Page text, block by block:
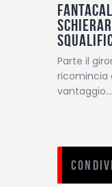
Parte il
ricomincia
vantaggio…